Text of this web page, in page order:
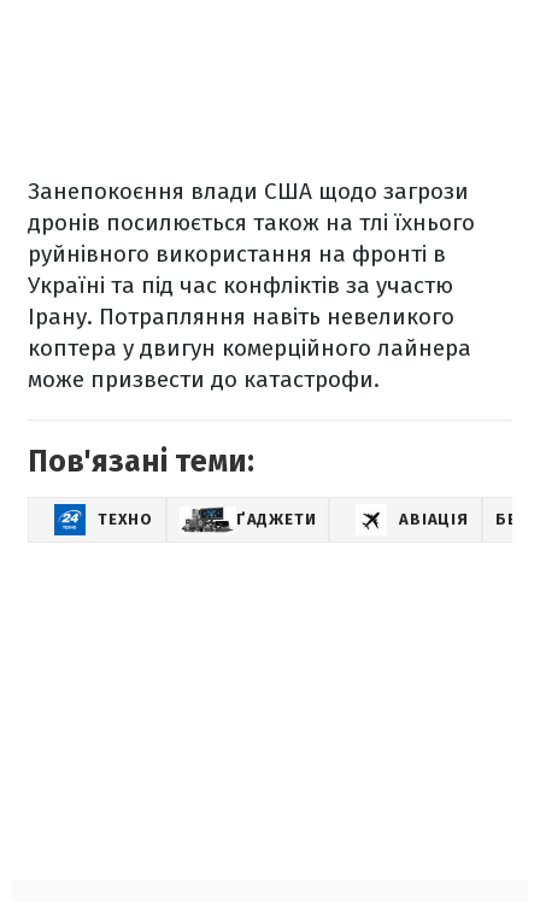
Занепокоєння влади США щодо загрози
дронів посилюється також на тлі їхнього
руйнівного використання на фронті в
Україні та під час конфліктів за участю
Ірану. Потрапляння навіть невеликого
коптера у двигун комерційного лайнера
може призвести до катастрофи.
Пов'язані теми:
ТЕХНО ҐАДЖЕТИ АВІАЦІЯ